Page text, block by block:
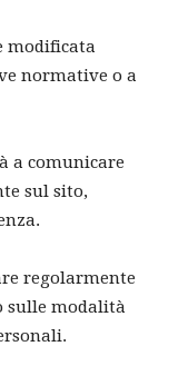
modificata
normative o a
a comunicare
sul sito,
regolarmente
sulle modalità